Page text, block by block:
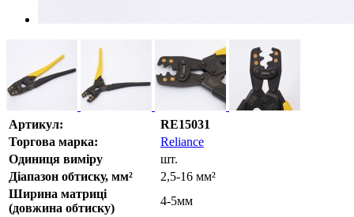
Артикул:
RE15031
Торгова марка:
Reliance
Одиниця виміру
шт.
Діапазон обтиску, мм²
2,5-16 мм²
Ширина матриці
(довжина обтиску)
4-5мм